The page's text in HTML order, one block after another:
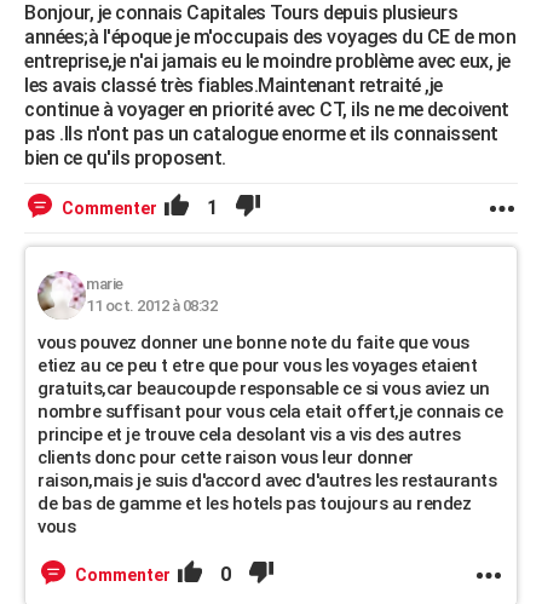
Bonjour, je connais Capitales Tours depuis plusieurs
années;à l'époque je m'occupais des voyages du CE de mon
entreprise,je n'ai jamais eu le moindre problème avec eux, je
les avais classé très fiables.Maintenant retraité ,je
continue à voyager en priorité avec CT, ils ne me decoivent
pas .Ils n'ont pas un catalogue enorme et ils connaissent
bien ce qu'ils proposent.
Commenter 1
marie
11 oct. 2012 à 08:32
vous pouvez donner une bonne note du faite que vous
etiez au ce peu t etre que pour vous les voyages etaient
gratuits,car beaucoupde responsable ce si vous aviez un
nombre suffisant pour vous cela etait offert,je connais ce
principe et je trouve cela desolant vis a vis des autres
clients donc pour cette raison vous leur donner
raison,mais je suis d'accord avec d'autres les restaurants
de bas de gamme et les hotels pas toujours au rendez
vous
Commenter 0